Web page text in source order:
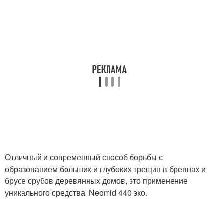
Отличный и современный способ борьбы с
образованием больших и глубоких трещин в бревнах и
брусе срубов деревянных домов, это применение
уникального средства Neomid 440 эко.